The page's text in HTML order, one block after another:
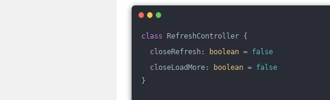
class RefreshController {
closeRefresh:
boolean = false
closeLoadMore:
boolean = false
}